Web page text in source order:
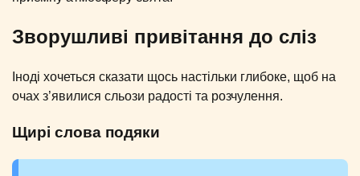
Зворушливі привітання до сліз
Іноді хочеться сказати щось настільки глибоке, щоб на
очах з’явилися сльози радості та розчулення.
Щирі слова подяки